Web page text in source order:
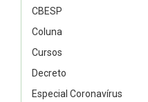
CBESP
Coluna
Cursos
Decreto
Especial Coronavírus